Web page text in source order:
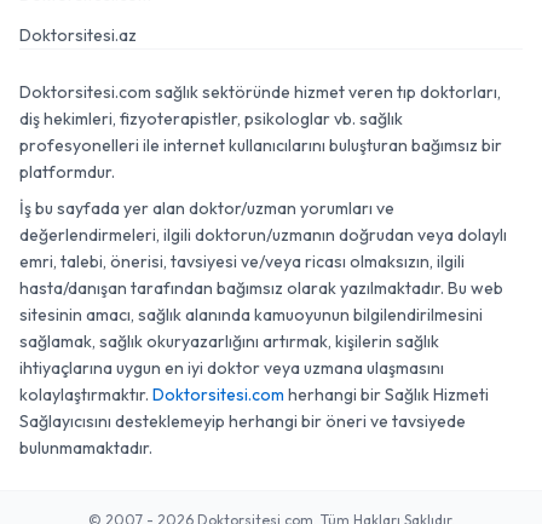
Doktorsitesi.az
Doktorsitesi.com sağlık sektöründe hizmet veren tıp doktorları,
diş hekimleri, fizyoterapistler, psikologlar vb. sağlık
profesyonelleri ile internet kullanıcılarını buluşturan bağımsız bir
platformdur.
İş bu sayfada yer alan doktor/uzman yorumları ve
değerlendirmeleri, ilgili doktorun/uzmanın doğrudan veya dolaylı
emri, talebi, önerisi, tavsiyesi ve/veya ricası olmaksızın, ilgili
hasta/danışan tarafından bağımsız olarak yazılmaktadır. Bu web
sitesinin amacı, sağlık alanında kamuoyunun bilgilendirilmesini
sağlamak, sağlık okuryazarlığını artırmak, kişilerin sağlık
ihtiyaçlarına uygun en iyi doktor veya uzmana ulaşmasını
kolaylaştırmaktır. Doktorsitesi.com herhangi bir Sağlık Hizmeti
Sağlayıcısını desteklemeyip herhangi bir öneri ve tavsiyede
bulunmamaktadır.
© 2007 - 2026 Doktorsitesi.com. Tüm Hakları Saklıdır.